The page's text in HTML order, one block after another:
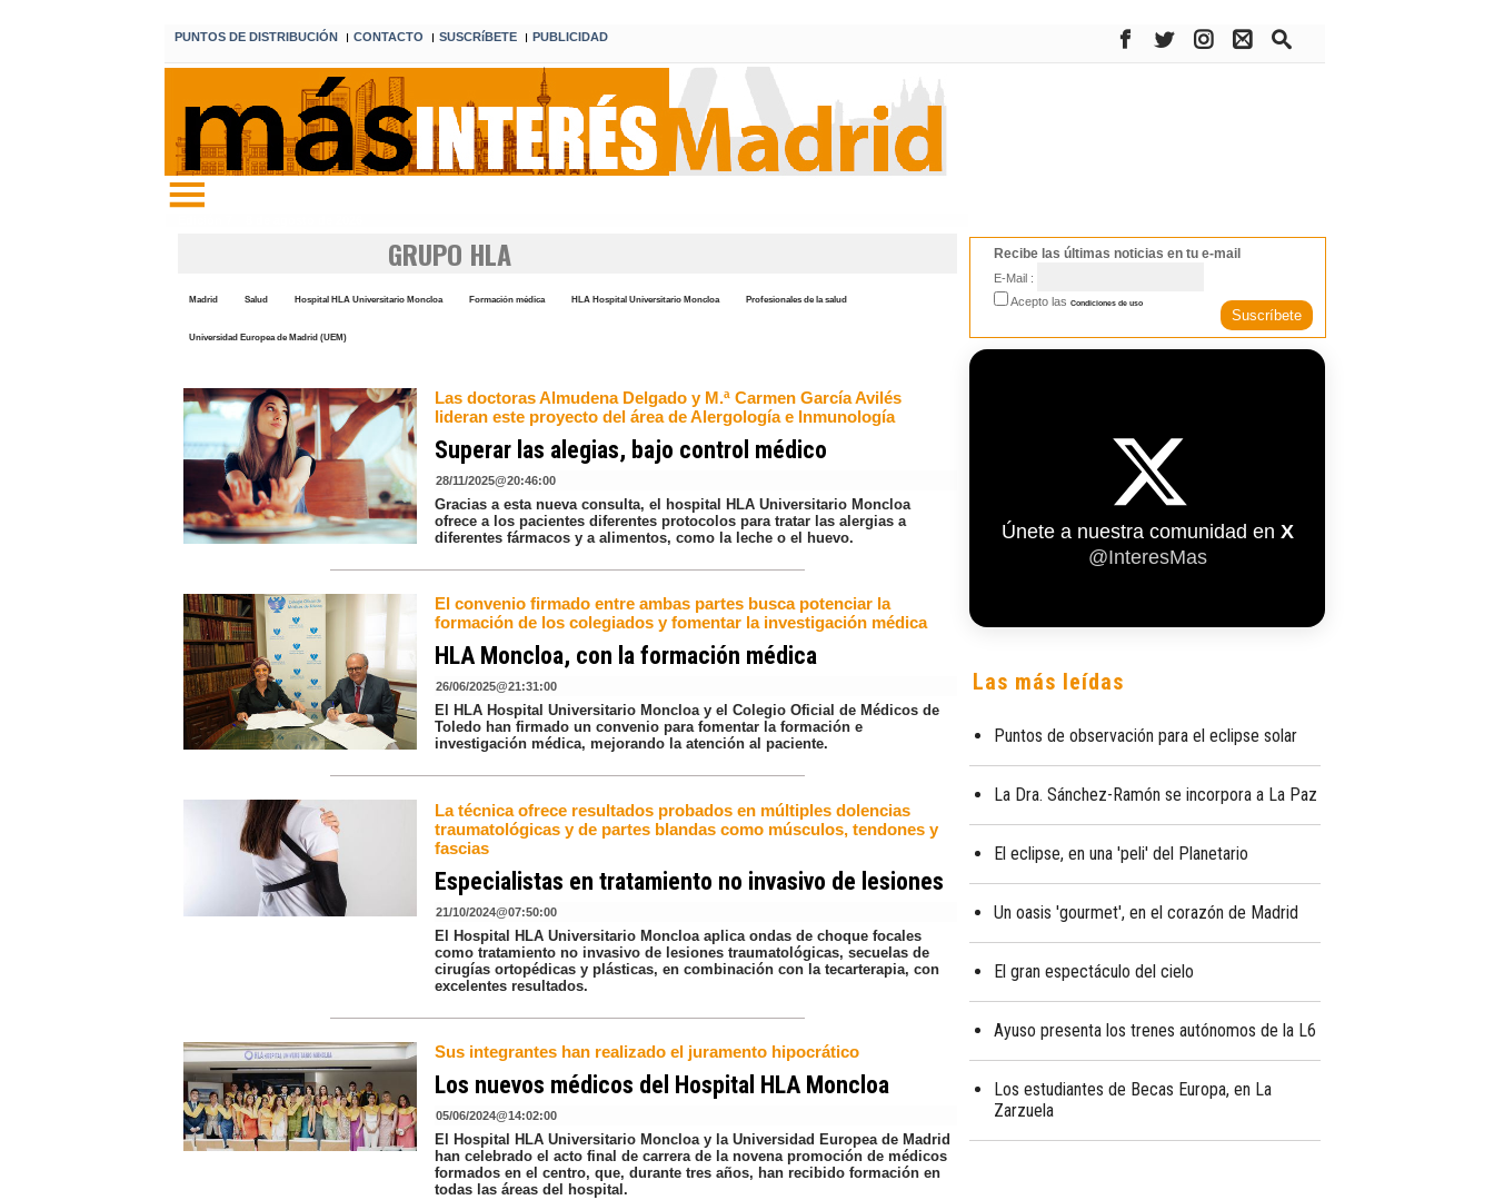
PUNTOS DE DISTRIBUCIÓN I CONTACTO I SUSCRíBETE I PUBLICIDAD
GRUPO HLA
Madrid Salud Hospital HLA Universitario Moncloa Formación médica HLA Hospital Universitario Moncloa Profesionales de la salud
Universidad Europea de Madrid (UEM)
Las doctoras Almudena Delgado y M.ª Carmen García Avilés
lideran este proyecto del área de Alergología e Inmunología
Superar las alegias, bajo control médico
28/11/2025@20:46:00
Gracias a esta nueva consulta, el hospital HLA Universitario Moncloa
ofrece a los pacientes diferentes protocolos para tratar las alergias a
diferentes fármacos y a alimentos, como la leche o el huevo.
El convenio firmado entre ambas partes busca potenciar la
formación de los colegiados y fomentar la investigación médica
HLA Moncloa, con la formación médica
26/06/2025@21:31:00
El HLA Hospital Universitario Moncloa y el Colegio Oficial de Médicos de
Toledo han firmado un convenio para fomentar la formación e
investigación médica, mejorando la atención al paciente.
La técnica ofrece resultados probados en múltiples dolencias
traumatológicas y de partes blandas como músculos, tendones y
fascias
Especialistas en tratamiento no invasivo de lesiones
21/10/2024@07:50:00
El Hospital HLA Universitario Moncloa aplica ondas de choque focales
como tratamiento no invasivo de lesiones traumatológicas, secuelas de
cirugías ortopédicas y plásticas, en combinación con la tecarterapia, con
excelentes resultados.
Sus integrantes han realizado el juramento hipocrático
Los nuevos médicos del Hospital HLA Moncloa
05/06/2024@14:02:00
El Hospital HLA Universitario Moncloa y la Universidad Europea de Madrid
han celebrado el acto final de carrera de la novena promoción de médicos
formados en el centro, que, durante tres años, han recibido formación en
todas las áreas del hospital.
Recibe las últimas noticias en tu e-mail
E-Mail :
Acepto las Condiciones de uso
Únete a nuestra comunidad en X
@InteresMas
Las más leídas
Puntos de observación para el eclipse solar
La Dra. Sánchez-Ramón se incorpora a La Paz
El eclipse, en una 'peli' del Planetario
Un oasis 'gourmet', en el corazón de Madrid
El gran espectáculo del cielo
Ayuso presenta los trenes autónomos de la L6
Los estudiantes de Becas Europa, en La
Zarzuela